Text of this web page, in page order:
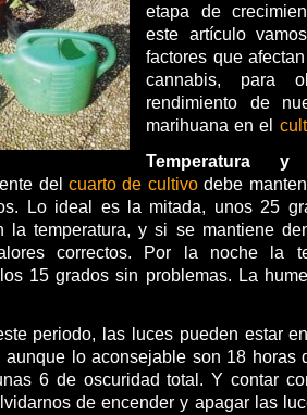
etapa de
este artículo
factores que
cannabis, para
rendimiento de
marihuana en el
Temperatura y
delcuarto de cultivodebe
Lo ideal es la mitada, unos 25
la temperatura, y si se mantiene
correctos. Por la noche la
15 grados sin problemas. La
periodo, las luces pueden estar
lo aconsejable son 18 horas
6 de oscuridad total. Y contar
de encender y apagar las